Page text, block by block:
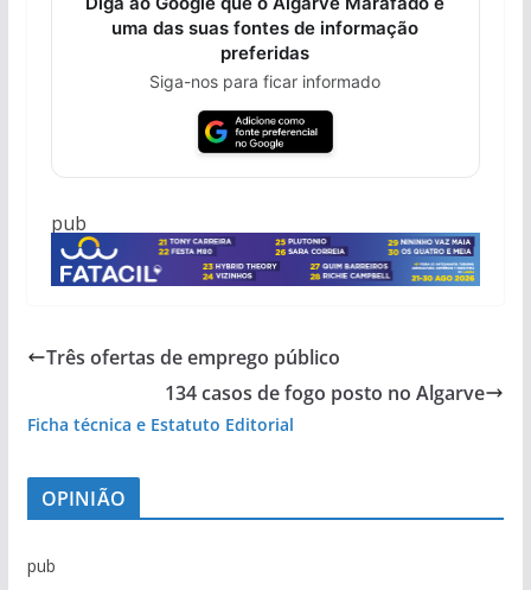
uma das suas fontes de informação
preferidas
Siga-nos para ficar informado
pub
Três ofertas de emprego público
134 casos de fogo posto no Algarve
Ficha técnica e Estatuto Editorial
OPINIÃO
pub